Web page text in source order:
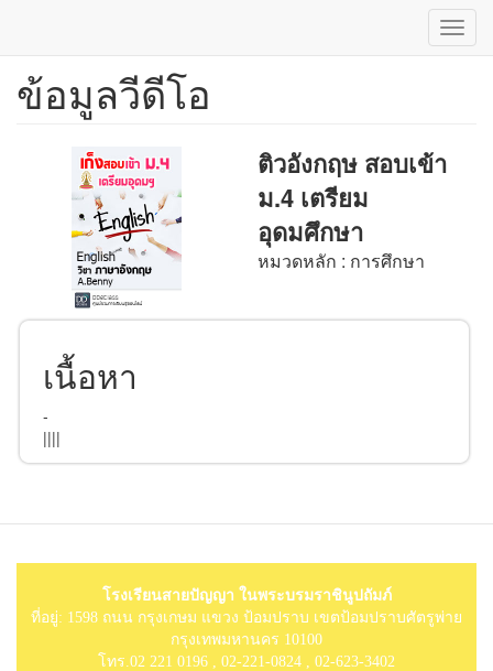
ข้าม
ข้อมูลวีดีโอ
ติวอังกฤษ สอบเข้า
ม.4 เตรียม
อุดมศึกษา
หมวดหลัก : การศึกษา
เนื้อหา
-
||||
โรงเรียนสายปัญญา ในพระบรมราชินูปถัมภ์
ที่อยู่: 1598 ถนน กรุงเกษม แขวง ป้อมปราบ เขตป้อมปราบศัตรูพ่าย
กรุงเทพมหานคร 10100
โทร.02 221 0196 , 02-221-0824 , 02-623-3402